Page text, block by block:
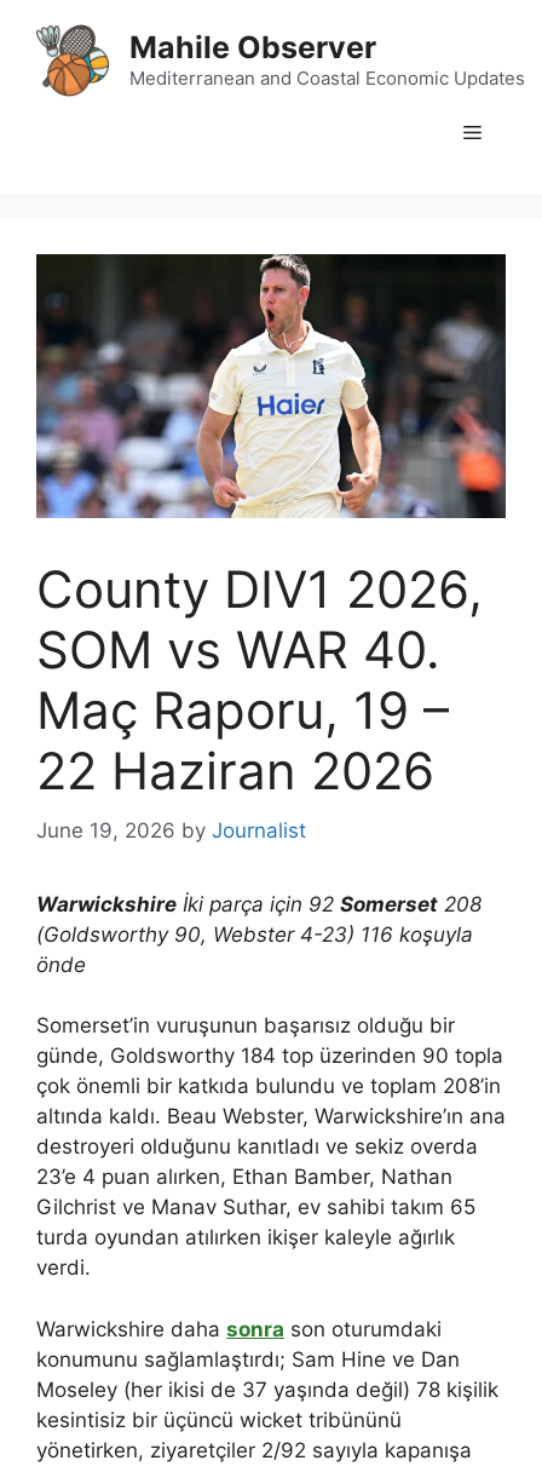
content
Mahile Observer
Mediterranean and Coastal Economic Updates
Menu
County DIV1 2026,
SOM vs WAR 40.
Maç Raporu, 19 –
22 Haziran 2026
June 19, 2026 by Journalist
Warwickshire İki parça için 92 Somerset 208
(Goldsworthy 90, Webster 4-23) 116 koşuyla
önde
Somerset’in vuruşunun başarısız olduğu bir
günde, Goldsworthy 184 top üzerinden 90 topla
çok önemli bir katkıda bulundu ve toplam 208’in
altında kaldı. Beau Webster, Warwickshire’ın ana
destroyeri olduğunu kanıtladı ve sekiz overda
23’e 4 puan alırken, Ethan Bamber, Nathan
Gilchrist ve Manav Suthar, ev sahibi takım 65
turda oyundan atılırken ikişer kaleyle ağırlık
verdi.
Warwickshire daha sonra son oturumdaki
konumunu sağlamlaştırdı; Sam Hine ve Dan
Moseley (her ikisi de 37 yaşında değil) 78 kişilik
kesintisiz bir üçüncü wicket tribününü
yönetirken, ziyaretçiler 2/92 sayıyla kapanışa